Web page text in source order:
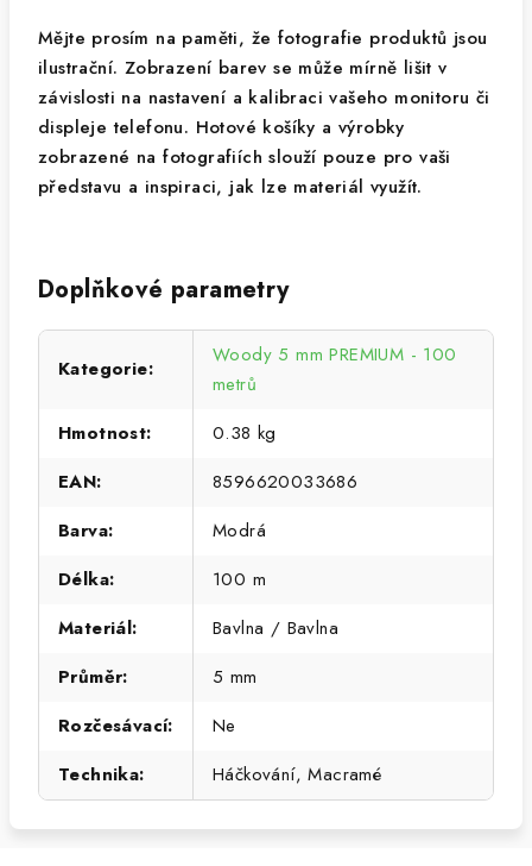
Mějte prosím na paměti, že fotografie produktů jsou
ilustrační. Zobrazení barev se může mírně lišit v
závislosti na nastavení a kalibraci vašeho monitoru či
displeje telefonu. Hotové košíky a výrobky
zobrazené na fotografiích slouží pouze pro vaši
představu a inspiraci, jak lze materiál využít.
Doplňkové parametry
Kategorie:
Woody 5 mm PREMIUM - 100
metrů
Hmotnost:
0.38 kg
EAN:
8596620033686
Barva:
Modrá
Délka:
100 m
Materiál:
Bavlna / Bavlna
Průměr:
5 mm
Rozčesávací:
Ne
Technika: Háčkování, Macramé